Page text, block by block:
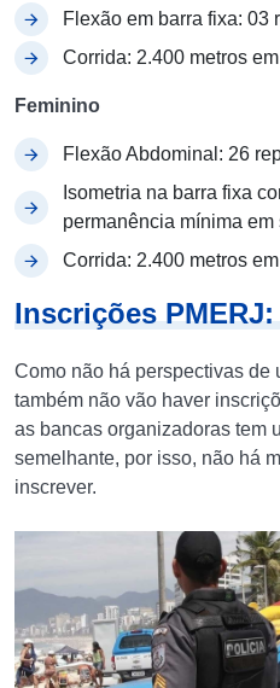
Flexão em barra fixa: 03
Corrida: 2.400 metros
Feminino
Flexão Abdominal: 26
Isometria na barra fixa
permanência mínima
Corrida: 2.400 metros
Inscrições
Como não há perspectivas de
também não vão haver
as bancas organizadoras tem
semelhante, por isso, não há
inscrever.